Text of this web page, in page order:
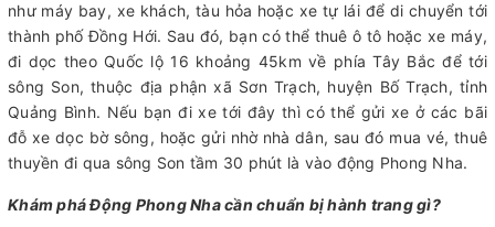
như máy bay, xe khách, tàu hỏa hoặc xe tự lái để di chuyển tới
thành phố Đồng Hới. Sau đó, bạn có thể thuê ô tô hoặc xe máy,
đi dọc theo Quốc lộ 16 khoảng 45km về phía Tây Bắc để tới
sông Son, thuộc địa phận xã Sơn Trạch, huyện Bố Trạch, tỉnh
Quảng Bình. Nếu bạn đi xe tới đây thì có thể gửi xe ở các bãi
đỗ xe dọc bờ sông, hoặc gửi nhờ nhà dân, sau đó mua vé, thuê
thuyền đi qua sông Son tầm 30 phút là vào động Phong Nha.
Khám phá Động Phong Nha cần chuẩn bị hành trang gì?